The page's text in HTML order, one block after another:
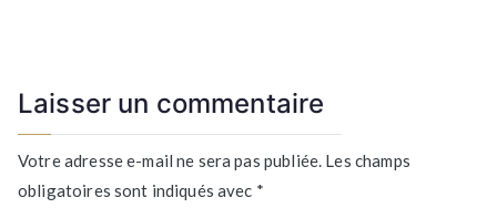
Laisser un commentaire
Votre adresse e-mail ne sera pas publiée. Les champs
obligatoires sont indiqués avec *